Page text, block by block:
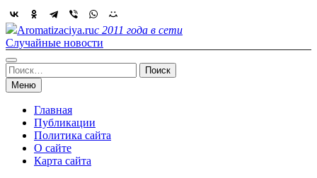
Skip
to
content
Aromatizaciya.ruс 2011 года в сети
Случайные новости
Найти:
Меню
Главная
Публикации
Политика сайта
О сайте
Карта сайта